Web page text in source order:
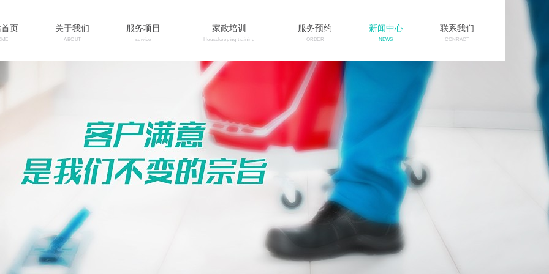
页 关于我们
ABOUT
服务项目
service
家政培训
Housekeeping training
服务预约
ORDER
新闻中心
NEWS
联系我们
CONRACT